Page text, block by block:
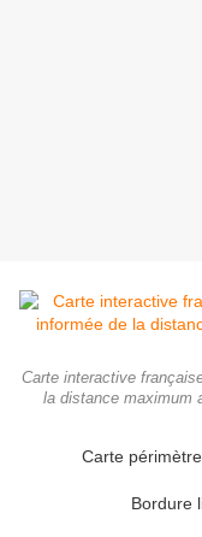
Carte interactive
la distance maximum
Carte
Bordure